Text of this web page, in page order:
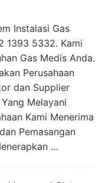
Instalasi Gas
1393 5332. Kami
Gas Medis Anda.
Perusahaan
dan Supplier
Melayani
Kami Menerima
Pemasangan
…